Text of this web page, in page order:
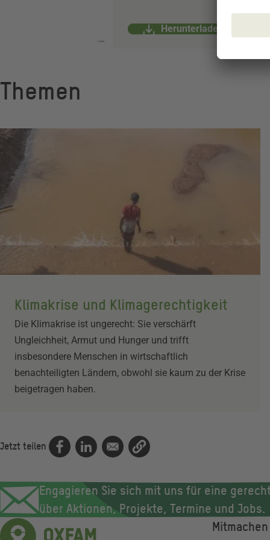
Herunterladen
Themen
Klimakrise und Klimagerechtigkeit
Die Klimakrise ist ungerecht: Sie verschärft
Ungleichheit, Armut und Hunger und trifft
insbesondere Menschen in wirtschaftlich
benachteiligten Ländern, obwohl sie kaum zu der Krise
beigetragen haben.
Jetzt teilen
Engagieren Sie sich mit uns für eine
über Aktionen, Projekte, Termine und Jobs.
Mitmachen